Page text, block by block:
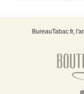
BureauTabac.fr,